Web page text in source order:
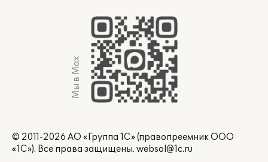
Мы в Max
© 2011-2026 АО «Группа 1С» (правопреемник ООО
«1С»). Все права защищены. websol@1c.ru